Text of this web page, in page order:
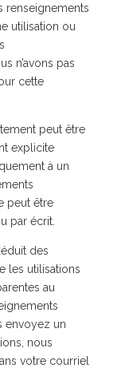
renseignements
utilisation ou
n’avons pas
cette
peut être
explicite
à un
peut être
par écrit.
des
les utilisations
au
envoyez un
nous
votre courriel